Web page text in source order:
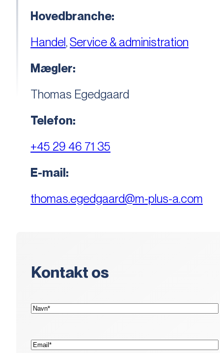
Hovedbranche:
Handel,Service & administration
Mægler:
Thomas Egedgaard
Telefon:
+45 29 46 71 35
E-mail:
thomas.egedgaard@m-plus-a.com
Kontakt os
Navn*
E-
mail*